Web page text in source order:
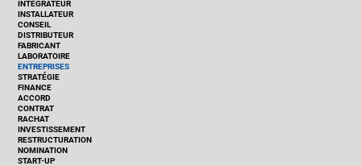
INTÉGRATEUR
INSTALLATEUR
CONSEIL
DISTRIBUTEUR
FABRICANT
LABORATOIRE
ENTREPRISES
STRATÉGIE
FINANCE
ACCORD
CONTRAT
RACHAT
INVESTISSEMENT
RESTRUCTURATION
NOMINATION
START-UP